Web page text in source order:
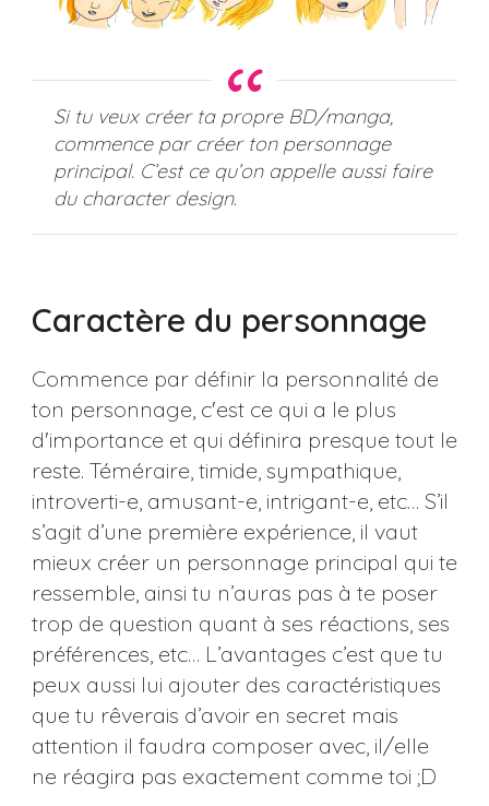
Si tu veux créer ta propre BD/manga,
commence par créer ton personnage
principal. C’est ce qu’on appelle aussi faire
du character design.
Caractère du personnage
Commence par définir la personnalité de
ton personnage, c'est ce qui a le plus
d'importance et qui définira presque tout le
reste. Téméraire, timide, sympathique,
introverti-e, amusant-e, intrigant-e, etc… S’il
s’agit d’une première expérience, il vaut
mieux créer un personnage principal qui te
ressemble, ainsi tu n’auras pas à te poser
trop de question quant à ses réactions, ses
préférences, etc… L’avantages c’est que tu
peux aussi lui ajouter des caractéristiques
que tu rêverais d’avoir en secret mais
attention il faudra composer avec, il/elle
ne réagira pas exactement comme toi ;D